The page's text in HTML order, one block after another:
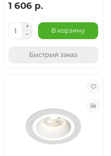
1 606 р.
В корзину
Быстрый заказ